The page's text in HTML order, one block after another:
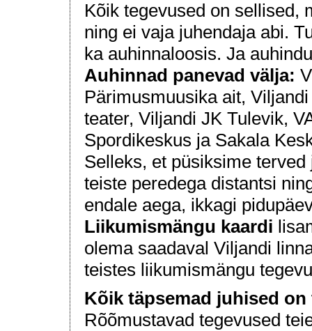
Kõik tegevused on sellised,
ning ei vaja juhendaja abi.
ka auhinnaloosis. Ja
Auhinnad panevad välja:
Pärimusmuusika ait,
teater, Viljandi JK Tulevik,
Spordikeskus ja Sakala
Selleks, et püsiksime
teiste peredega distantsi
endale aega, ikkagi
Liikumismängu kaardi
olema saadaval Viljandi
teistes liikumismängu
Kõik täpsemad juhised
Rõõmustavad tegevused